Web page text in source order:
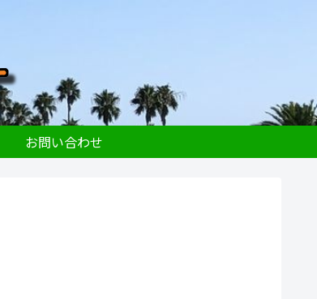
お問い合わせ